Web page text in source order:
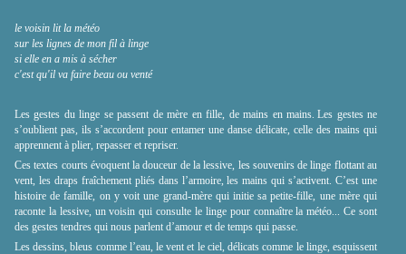
le voisin lit la météo
sur les lignes de mon fil à linge
si elle en a mis à sécher
c'est qu'il va faire beau ou venté
Les gestes du linge se passent de mère en fille, de mains en mains. Les gestes ne
s’oublient pas, ils s’accordent pour entamer une danse délicate, celle des mains qui
apprennent à plier, repasser et repriser.
Ces textes courts évoquent la douceur de la lessive, les souvenirs de linge flottant au
vent, les draps fraîchement pliés dans l’armoire, les mains qui s’activent. C’est une
histoire de famille, on y voit une grand-mère qui initie sa petite-fille, une mère qui
raconte la lessive, un voisin qui consulte le linge pour connaître la météo... Ce sont
des gestes tendres qui nous parlent d’amour et de temps qui passe.
Les dessins, bleus comme l’eau, le vent et le ciel, délicats comme le linge, esquissent